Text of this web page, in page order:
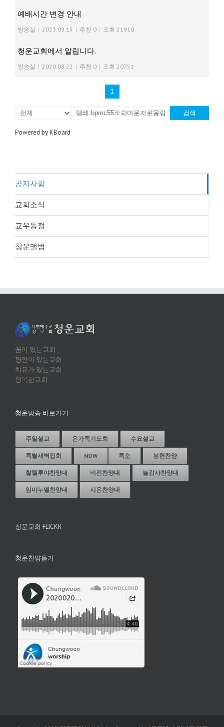
예배시간 변경 안내
방송실 | 2023.09.15 | 추천 0 | 조회 21910
청운교회에서 알립니다.
방송실 | 2020.08.22 | 추천 0 | 조회 20751
1
검색
Powered by KBoard
공지사항
교회소식
교우동정
청운앨범
꿈이 있는교회
평안이 있는교회
치유가 있는교회
행복한교회
청운방송 바로가기
주일설교 온가족기도회 수요설교
특별새벽집회 NOW 특순 봉헌찬양
할렐루야찬양대 비전찬양대 늘감사찬양대
임마누엘찬양대 시온찬양대
청운교회 FLICKR
청운찬양듣기